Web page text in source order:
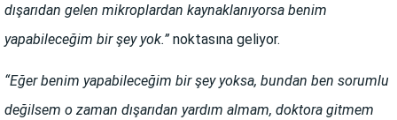
dışarıdan gelen mikroplardan kaynaklanıyorsa benim
yapabileceğim bir şey yok.” noktasına geliyor.
“Eğer benim yapabileceğim bir şey yoksa, bundan ben sorumlu
değilsem o zaman dışarıdan yardım almam, doktora gitmem